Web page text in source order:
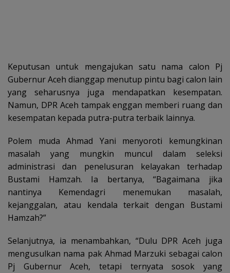
Keputusan untuk mengajukan satu nama calon Pj
Gubernur Aceh dianggap menutup pintu bagi calon lain
yang seharusnya juga mendapatkan kesempatan.
Namun, DPR Aceh tampak enggan memberi ruang dan
kesempatan kepada putra-putra terbaik lainnya.
Polem muda Ahmad Yani menyoroti kemungkinan
masalah yang mungkin muncul dalam seleksi
administrasi dan penelusuran kelayakan terhadap
Bustami Hamzah. Ia bertanya, “Bagaimana jika
nantinya Kemendagri menemukan masalah,
kejanggalan, atau kendala terkait dengan Bustami
Hamzah?”
Selanjutnya, ia menambahkan, “Dulu DPR Aceh juga
mengusulkan nama pak Ahmad Marzuki sebagai calon
Pj Gubernur Aceh, tetapi ternyata sosok yang